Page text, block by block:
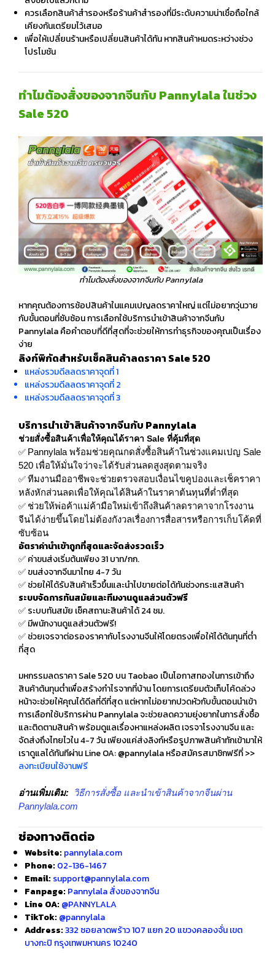
ควรเลือกสินค้าสำรองหรือร้านค้าสำรองที่มีระดับความน่าเชื่อถือใกล้
เคียงกันเตรียมไว้เสมอ
เพื่อให้เปลี่ยนร้านหรือเปลี่ยนสินค้าได้ทัน หากสินค้าหมดระหว่างช่วง
โปรโมชัน
ทำไมต้องสั่งของจากจีนกับ Pannylala ในช่วง
Sale 520
ทำไมต้องสั่งของจากจีนกับ Pannylala
หากคุณต้องการช้อปสินค้าในแคมเปญลดราคาใหญ่ แต่ไม่อยากวุ่นวาย
กับขั้นตอนที่ซับซ้อน การเลือกใช้บริการนำเข้าสินค้าจากจีนกับ
Pannylala คือคำตอบที่ดีที่สุดที่จะช่วยให้การทำธุรกิจของคุณเป็นเรื่อง
ง่าย
ลิงก์พิกัดสำหรับเช็คสินค้าลดราคา Sale 520
แหล่งรวมดีลลดราคาจุดที่ 1
แหล่งรวมดีลลดราคาจุดที่ 2
แหล่งรวมดีลลดราคาจุดที่ 3
บริการนำเข้าสินค้าจากจีนกับ Pannylala
ช่วยสั่งซื้อสินค้าเพื่อให้คุณได้ราคา Sale ที่คุ้มที่สุด
✅ Pannylala พร้อมช่วยคุณกดสั่งซื้อสินค้าในช่วงแคมเปญ Sale
520 เพื่อให้มั่นใจว่าจะได้รับส่วนลดสูงสุดตามจริง
✅ทีมงานมืออาชีพจะช่วยตรวจสอบเงื่อนไขคูปองและเช็คราคา
หลังหักส่วนลดเพื่อให้คุณได้สินค้าในราคาต้นทุนที่ต่ำที่สุด
✅ ช่วยให้พ่อค้าแม่ค้ามือใหม่เข้าถึงสินค้าลดราคาจากโรงงาน
จีนได้ง่ายขึ้นโดยไม่ต้องกังวลเรื่องการสื่อสารหรือการเก็บโค้ดที่
ซับซ้อน
อัตราค่านำเข้าถูกที่สุดและจัดส่งรวดเร็ว
✅ ค่าขนส่งเริ่มต้นเพียง 31 บาท/กก.
✅ ขนส่งจากจีนมาไทย 4-7 วัน
✅ ช่วยให้ได้รับสินค้าเร็วขึ้นและนำไปขายต่อได้ทันช่วงกระแสสินค้า
ระบบจัดการทันสมัยและทีมงานดูแลส่วนตัวฟรี
✅ ระบบทันสมัย เช็คสถานะสินค้าได้ 24 ชม.
✅ มีพนักงานดูแลส่วนตัวฟรี!
✅ ช่วยเจรจาต่อรองราคากับโรงงานจีนให้โดยตรงเพื่อให้ได้ต้นทุนที่ต่ำ
ที่สุด
มหกรรมลดราคา Sale 520 บน Taobao เป็นโอกาสทองในการเข้าถึง
สินค้าต้นทุนต่ำเพื่อสร้างกำไรจากที่บ้าน โดยการเตรียมตัวเก็บโค้ดล่วง
หน้าจะช่วยให้คุณได้ดีลที่ดีที่สุด แต่หากไม่อยากปวดหัวกับขั้นตอนนำเข้า
การเลือกใช้บริการผ่าน Pannylala จะช่วยลดความยุ่งยากในการสั่งซื้อ
และติดตามสินค้า พร้อมดูแลเรื่องหาแหล่งผลิต เจรจาโรงงานจีน และ
จัดส่งถึงไทยไวใน 4-7 วัน เพียงแค่ส่งลิงก์หรือรูปภาพสินค้าทักเข้ามาให้
เราดูแลได้ทันทีผ่าน Line OA: @pannylala หรือสมัครสมาชิกฟรีที่ >>
ลงทะเบียนใช้งานฟรี
อ่านเพิ่มเติม: วิธีการสั่งซื้อ และนำเข้าสินค้าจากจีนผ่าน
Pannylala.com
ช่องทางติดต่อ
Website: pannylala.com
Phone: 02-136-1467
Email: support@pannylala.com
Fanpage: Pannylala สั่งของจากจีน
Line OA: @PANNYLALA
TikTok: @pannylala
Address:332 ซอยลาดพร้าว 107 แยก 20 แขวงคลองจั่น เขต
บางกะปิ กรุงเทพมหานคร 10240